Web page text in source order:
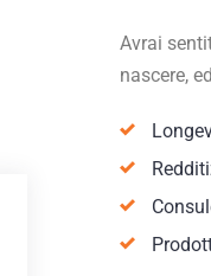
Avrai
nascere,